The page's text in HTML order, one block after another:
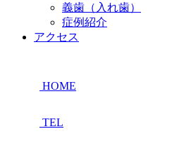
義歯（入れ歯）
症例紹介
アクセス
HOME
TEL